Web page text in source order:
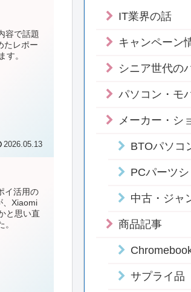
容で話題
たレポー
す。
2026.05.13
イ活用の
、Xiaomi
と思い直
IT業界の話
キャンペーン
シニア世代の
パソコン・モ
メーカー・シ
BTOパソコ
PCパーツ
中古・ジャ
商品記事
サプライ品